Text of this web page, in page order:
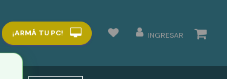
¡ARMÁ TU PC! INGRESAR